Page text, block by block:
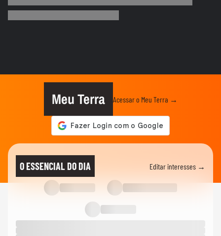
e 'lustra' taça da Copa...
Lamine Yamal manda recado a Paredes
após agressão a Gavi na final...
Adolescente morre após fonte desabar
durante comemoração do título...
COPA DO MUNDO DA FIFA 2026
Torcedores argentinos entram em
confronto com a PM no RJ após...
Meu Terra Acessar o Meu Terra →
O ESSENCIAL DO DIA Editar interesses →